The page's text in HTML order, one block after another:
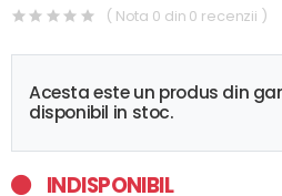
( Nota 0 din 0 recenzii )
Acesta este un produs din
disponibil in stoc.
INDISPONIBIL